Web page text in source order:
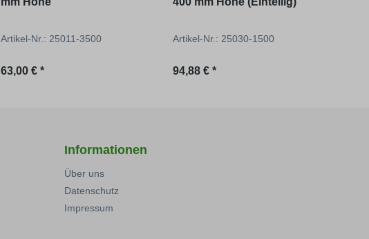
Artikel-Nr.: 25011-3500
Regulärer Preis:
63,00 € *
Artikel-Nr.: 25030-1500
Regulärer Preis:
94,88 € *
Informationen
Über uns
Datenschutz
Impressum